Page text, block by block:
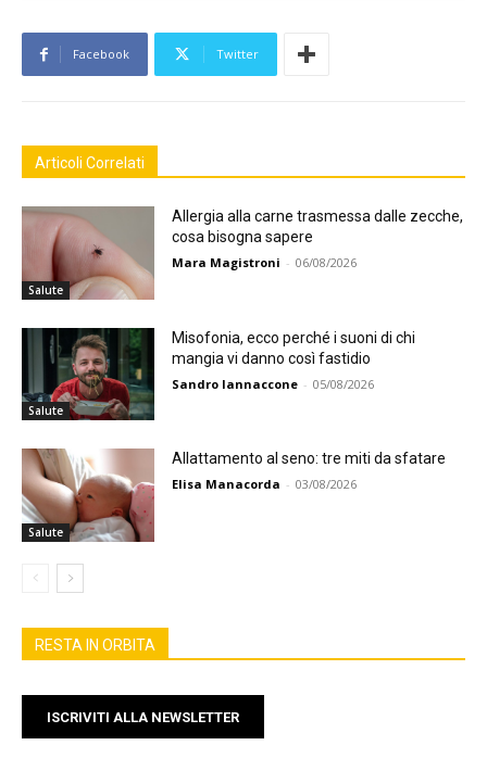
Facebook Twitter
Articoli Correlati
Salute
Allergia alla carne trasmessa dalle zecche,
cosa bisogna sapere
Mara Magistroni - 06/08/2026
Salute
Misofonia, ecco perché i suoni di chi
mangia vi danno così fastidio
Sandro Iannaccone - 05/08/2026
Salute
Allattamento al seno: tre miti da sfatare
Elisa Manacorda - 03/08/2026
RESTA IN ORBITA
ISCRIVITI ALLA NEWSLETTER